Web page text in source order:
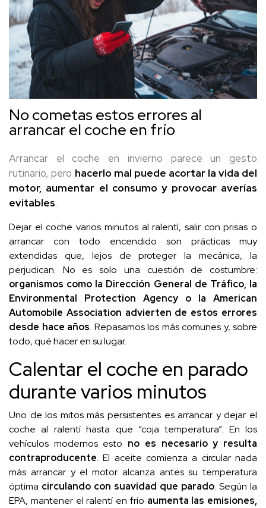
No cometas estos errores al
arrancar el coche en frío
Arrancar el coche en invierno parece un gesto
rutinario, pero hacerlo mal puede acortar la vida del
motor, aumentar el consumo y provocar averías
evitables.
Dejar el coche varios minutos al ralentí, salir con prisas o
arrancar con todo encendido son prácticas muy
extendidas que, lejos de proteger la mecánica, la
perjudican. No es solo una cuestión de costumbre:
organismos como la Dirección General de Tráfico, la
Environmental Protection Agency o la American
Automobile Association advierten de estos errores
desde hace años. Repasamos los más comunes y, sobre
todo, qué hacer en su lugar.
Calentar el coche en parado
durante varios minutos
Uno de los mitos más persistentes es arrancar y dejar el
coche al ralentí hasta que “coja temperatura”. En los
vehículos modernos esto no es necesario y resulta
contraproducente. El aceite comienza a circular nada
más arrancar y el motor alcanza antes su temperatura
óptima circulando con suavidad que parado. Según la
EPA, mantener el ralentí en frío aumenta las emisiones,